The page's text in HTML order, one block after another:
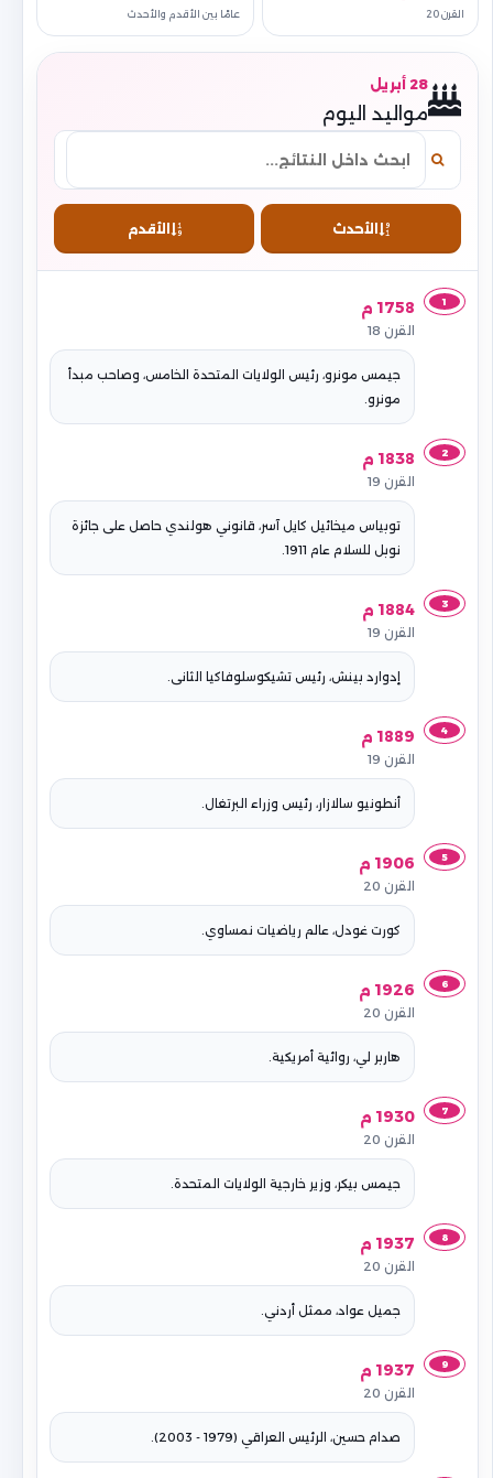
القرن 20 عامًا بين الأقدم والأحدث
28 أبريل
مواليد اليوم
الأحدث الأقدم
1 1758 م
القرن 18
جيمس مونرو، رئيس الولايات المتحدة الخامس، وصاحب مبدأ
مونرو.
2 1838 م
القرن 19
توبياس ميخائيل كايل آسر، قانوني هولندي حاصل على جائزة
نوبل للسلام عام 1911.
3 1884 م
القرن 19
إدوارد بينش، رئيس تشيكوسلوفاكيا الثانى.
4 1889 م
القرن 19
أنطونيو سالازار، رئيس وزراء البرتغال.
5 1906 م
القرن 20
كورت غودل، عالم رياضيات نمساوي.
6 1926 م
القرن 20
هاربر لي، روائية أمريكية.
7 1930 م
القرن 20
جيمس بيكر، وزير خارجية الولايات المتحدة.
8 1937 م
القرن 20
جميل عواد، ممثل أردني.
9 1937 م
القرن 20
صدام حسين، الرئيس العراقي (1979 - 2003).